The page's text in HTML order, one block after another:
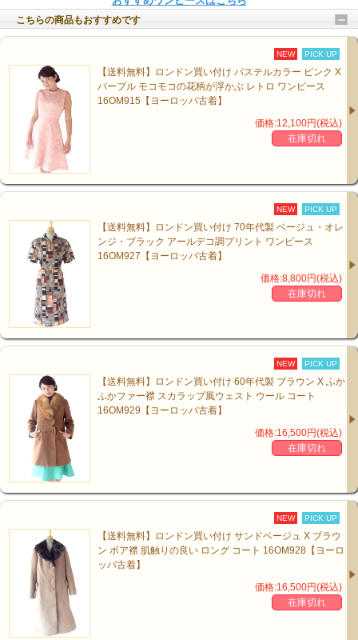
こちらの商品もおすすめです
NEW PICK UP
【送料無料】ロンドン買い付け パステルカラー ピンク X
パープル モコモコの花柄が浮かぶ レトロ ワンピース
16OM915【ヨーロッパ古着】
価格:12,100円(税込)
在庫切れ
NEW PICK UP
【送料無料】ロンドン買い付け 70年代製 ベージュ・オレ
ンジ・ブラック アールデコ調プリント ワンピース
16OM927【ヨーロッパ古着】
価格:8,800円(税込)
在庫切れ
NEW PICK UP
【送料無料】ロンドン買い付け 60年代製 ブラウン X ふか
ふかファー襟 スカラップ風ウェスト ウール コート
16OM929【ヨーロッパ古着】
価格:16,500円(税込)
在庫切れ
NEW PICK UP
【送料無料】ロンドン買い付け サンドベージュ X ブラウ
ン ボア襟 肌触りの良い ロング コート 16OM928【ヨーロ
ッパ古着】
価格:16,500円(税込)
在庫切れ